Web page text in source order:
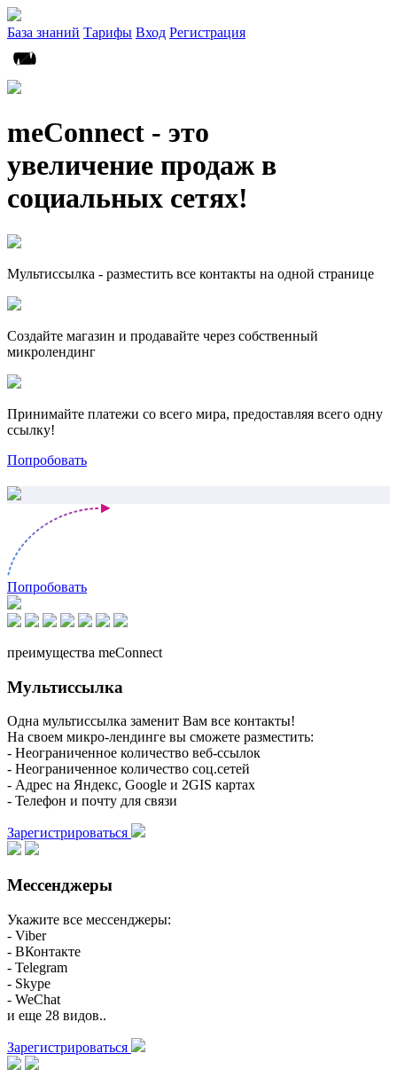
База знаний Тарифы Вход Регистрация
meConnect - это
увеличение продаж в
социальных сетях!
Мультиссылка - разместить все контакты на одной странице
Создайте магазин и продавайте через собственный
микролендинг
Принимайте платежи со всего мира, предоставляя всего одну
ссылку!
Попробовать
Попробовать
преимущества meConnect
Мультиссылка
Одна мультиссылка заменит Вам все контакты!
На своем микро-лендинге вы сможете разместить:
- Неограниченное количество веб-ссылок
- Неограниченное количество соц.сетей
- Адрес на Яндекс, Google и 2GIS картах
- Телефон и почту для связи
Зарегистрироваться
Мессенджеры
Укажите все мессенджеры:
- Viber
- ВКонтакте
- Telegram
- Skype
- WeChat
и еще 28 видов..
Зарегистрироваться